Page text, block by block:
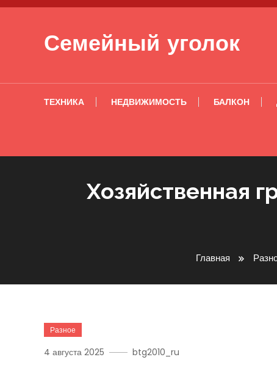
Перейти к содержимому
Семейный уголок
ТЕХНИКА НЕДВИЖИМОСТЬ БАЛКОН
Хозяйственная
Главная
Разное
4 августа 2025 btg2010_ru